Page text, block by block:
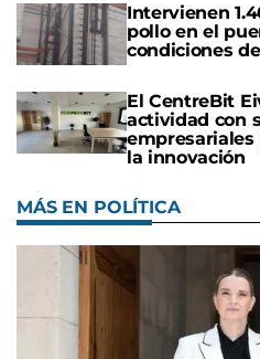
Intervienen
pollo en el
condiciones
El CentreBit
actividad con
empresariales
la innovación
MÁS EN POLÍTICA